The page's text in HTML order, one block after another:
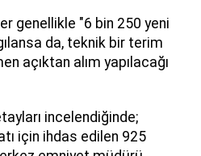
genellikle "6 bin 250 yeni
da, teknik bir terim
açıktan alım yapılacağı
incelendiğinde;
için ihdas edilen 925